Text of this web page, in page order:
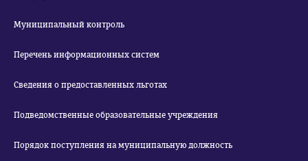
Муниципальный контроль
Перечень информационных систем
Сведения о предоставленных льготах
Подведомственные образовательные учреждения
Порядок поступления на муниципальную должность